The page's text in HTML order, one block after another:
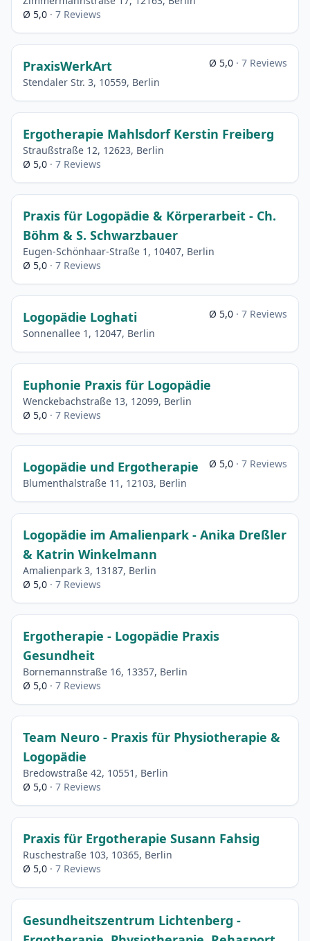
Ø 5,0 · 7 Reviews
PraxisWerkArt
Stendaler Str. 3, 10559, Berlin
Ø 5,0 · 7 Reviews
Ergotherapie Mahlsdorf Kerstin Freiberg
Straußstraße 12, 12623, Berlin
Ø 5,0 · 7 Reviews
Praxis für Logopädie & Körperarbeit - Ch.
Böhm & S. Schwarzbauer
Eugen-Schönhaar-Straße 1, 10407, Berlin
Ø 5,0 · 7 Reviews
Logopädie Loghati
Sonnenallee 1, 12047, Berlin
Ø 5,0 · 7 Reviews
Euphonie Praxis für Logopädie
Wenckebachstraße 13, 12099, Berlin
Ø 5,0 · 7 Reviews
Logopädie und Ergotherapie
Blumenthalstraße 11, 12103, Berlin
Ø 5,0 · 7 Reviews
Logopädie im Amalienpark - Anika Dreßler
& Katrin Winkelmann
Amalienpark 3, 13187, Berlin
Ø 5,0 · 7 Reviews
Ergotherapie - Logopädie Praxis
Gesundheit
Bornemannstraße 16, 13357, Berlin
Ø 5,0 · 7 Reviews
Team Neuro - Praxis für Physiotherapie &
Logopädie
Bredowstraße 42, 10551, Berlin
Ø 5,0 · 7 Reviews
Praxis für Ergotherapie Susann Fahsig
Ruschestraße 103, 10365, Berlin
Ø 5,0 · 7 Reviews
Gesundheitszentrum Lichtenberg -